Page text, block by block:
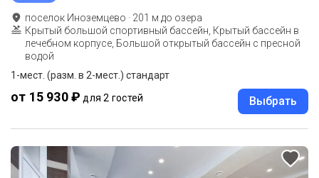
поселок Иноземцево · 201 м до озера
Крытый большой спортивный бассейн, Крытый бассейн в
лечебном корпусе, Большой открытый бассейн с пресной
водой
1-мест. (разм. в 2-мест.) стандарт
от 15 930 ₽ для 2 гостей Выбрать